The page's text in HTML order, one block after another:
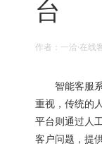
台
作者：一洽·在
智能客服系
重视，传统的
平台则通过人
客户问题，提